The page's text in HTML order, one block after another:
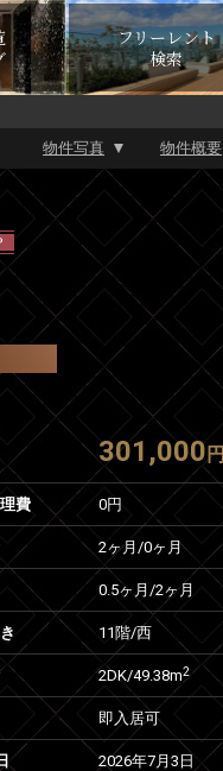
フリーレント
検索
物件写真 物件概要
301,000 円
費 0円
2ヶ月 /0ヶ月
0.5ヶ月 /2ヶ月
11階/西
2DK/49.38m2
即入居可
2026年7月3日